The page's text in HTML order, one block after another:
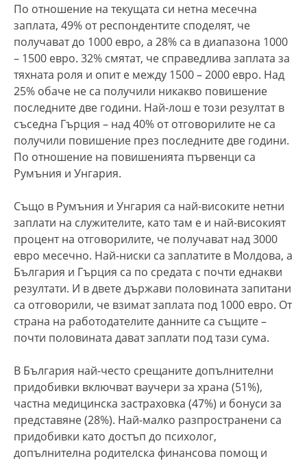
По отношение на текущата си нетна месечна
заплата, 49% от респондентите споделят, че
получават до 1000 евро, а 28% са в диапазона 1000
– 1500 евро. 32% смятат, че справедлива заплата за
тяхната роля и опит е между 1500 – 2000 евро. Над
25% обаче не са получили никакво повишение
последните две години. Най-лош е този резултат в
съседна Гърция – над 40% от отговорилите не са
получили повишение през последните две години.
По отношение на повишенията първенци са
Румъния и Унгария.
Също в Румъния и Унгария са най-високите нетни
заплати на служителите, като там е и най-високият
процент на отговорилите, че получават над 3000
евро месечно. Най-ниски са заплатите в Молдова, а
България и Гърция са по средата с почти еднакви
резултати. И в двете държави половината запитани
са отговорили, че взимат заплата под 1000 евро. От
страна на работодателите данните са същите –
почти половината дават заплати под тази сума.
В България най-често срещаните допълнителни
придобивки включват ваучери за храна (51%),
частна медицинска застраховка (47%) и бонуси за
представяне (28%). Най-малко разпространени са
придобивки като достъп до психолог,
допълнителна родителска финансова помощ и